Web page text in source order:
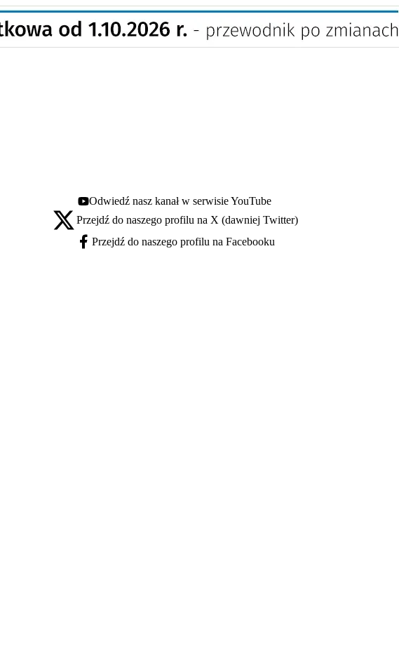
Youtube - otwiera się w nowej karcie
Odwiedź nasz kanał w serwisie YouTube
X - otwiera się w nowej karcie
Przejdź do naszego profilu na X (dawniej Twitter)
Facebook - otwiera się w nowej karcie
Przejdź do naszego profilu na Facebooku